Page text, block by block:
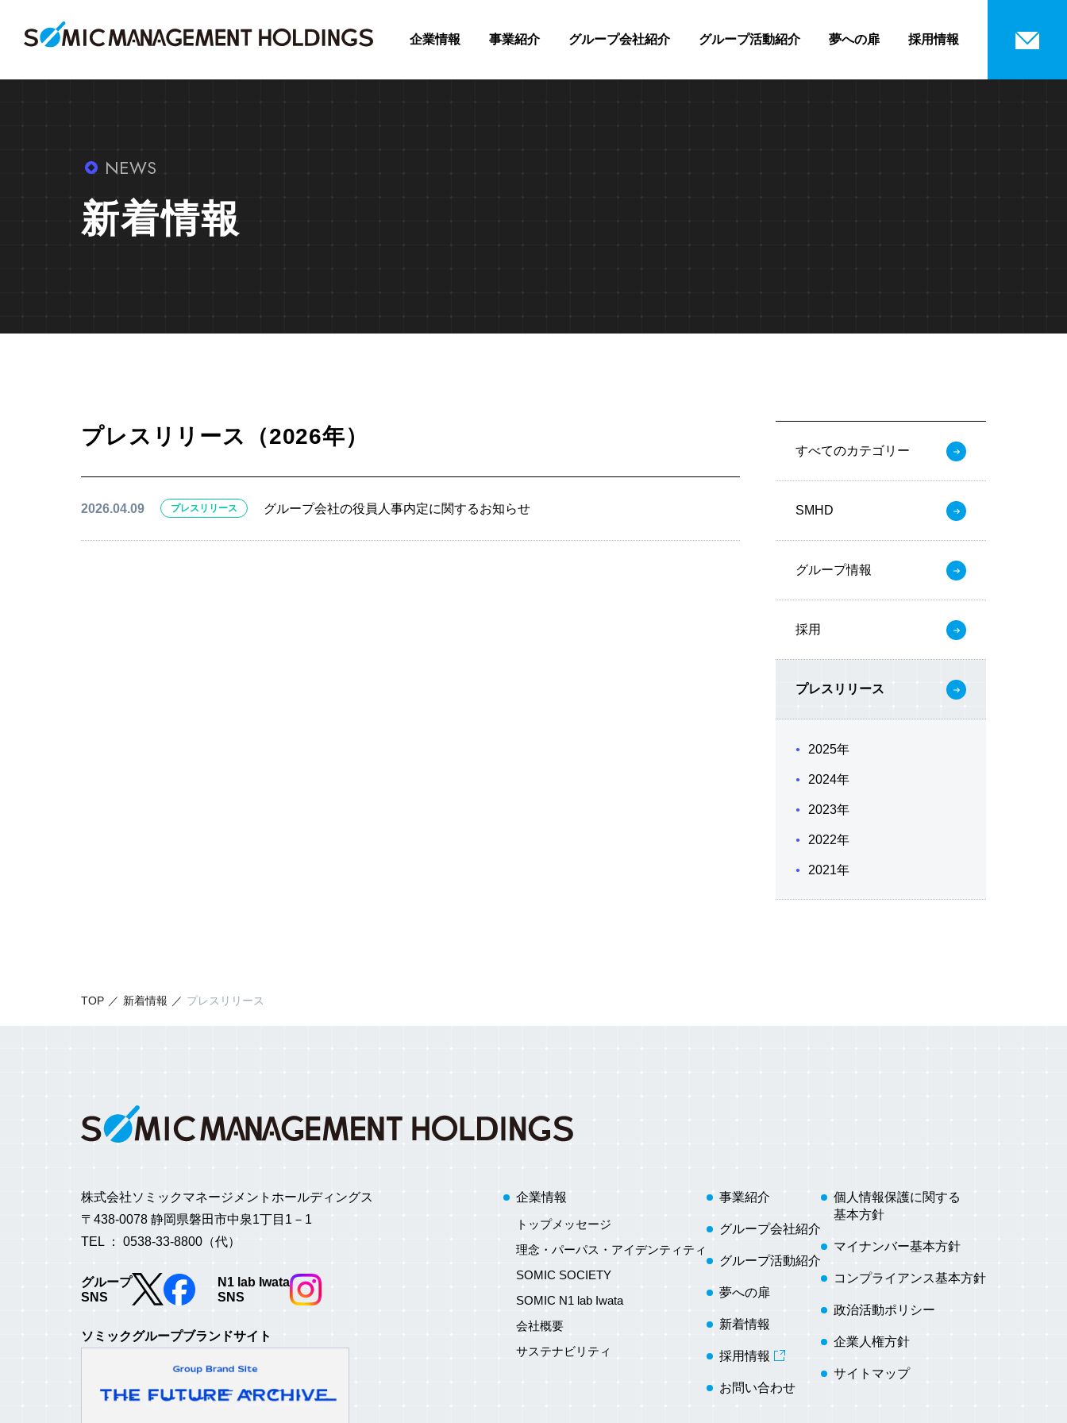
企業情報 事業紹介 グループ会社紹介 グループ活動紹介 夢への扉 採用情報
NEWS
新着情報
プレスリリース（2026年）
2026.04.09 プレスリリース グループ会社の役員人事内定に関するお知らせ
すべてのカテゴリー
SMHD
グループ情報
採用
プレスリリース
2025年
2024年
2023年
2022年
2021年
TOP 新着情報 プレスリリース
株式会社ソミックマネージメントホールディングス
〒438-0078 静岡県磐田市中泉1丁目1－1
TEL ： 0538-33-8800（代）
グループ
SNS
N1 lab Iwata
SNS
ソミックグループブランドサイト
企業情報
トップメッセージ
理念・パーパス・アイデンティティ
SOMIC SOCIETY
SOMIC N1 lab Iwata
会社概要
サステナビリティ
事業紹介
グループ会社紹介
グループ活動紹介
夢への扉
新着情報
採用情報
お問い合わせ
個人情報保護に関する
基本方針
マイナンバー基本方針
コンプライアンス基本方針
政治活動ポリシー
企業人権方針
サイトマップ